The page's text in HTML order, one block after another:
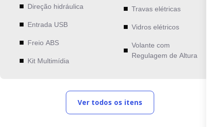
Direção hidráulica
Entrada USB
Freio ABS
Kit Multimídia
Travas elétricas
Vidros elétricos
Volante com
Regulagem de Altura
Ver todos os itens